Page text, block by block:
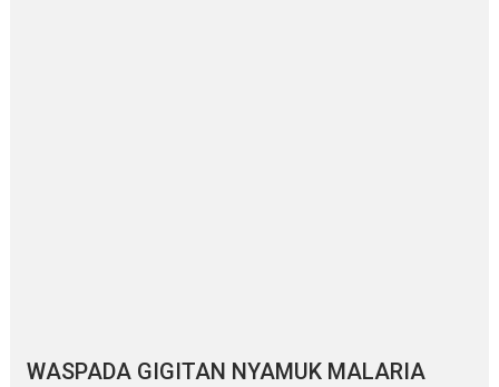
WASPADA GIGITAN NYAMUK MALARIA